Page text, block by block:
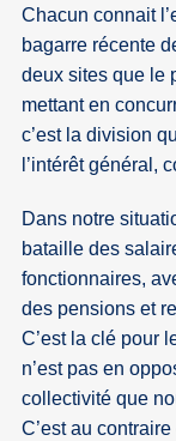
Chacun connait
bagarre récente
deux sites que le
mettant en
c’est la division
l’intérêt général,
Dans notre
bataille des
fonctionnaires,
des pensions et
C’est la clé pour
n’est pas en
collectivité que
C’est au